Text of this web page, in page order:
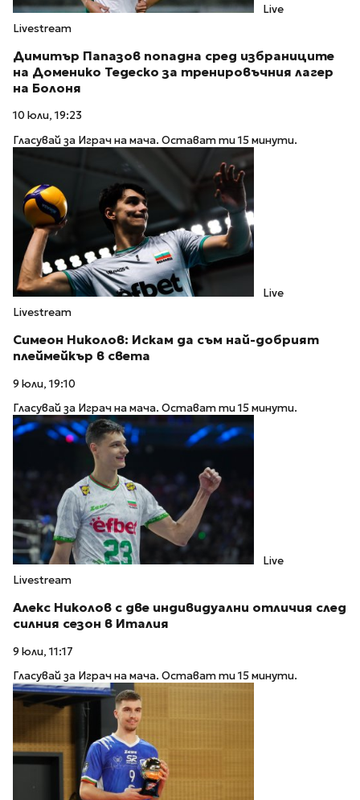
Live
Livestream
Димитър Папазов попадна сред избраниците
на Доменико Тедеско за тренировъчния лагер
на Болоня
10 юли, 19:23
Гласувай за Играч на мача. Остават ти 15 минути.
Live
Livestream
Симеон Николов: Искам да съм най-добрият
плеймейкър в света
9 юли, 19:10
Гласувай за Играч на мача. Остават ти 15 минути.
Live
Livestream
Алекс Николов с две индивидуални отличия след
силния сезон в Италия
9 юли, 11:17
Гласувай за Играч на мача. Остават ти 15 минути.